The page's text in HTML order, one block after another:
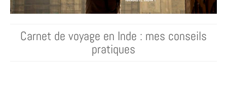
Carnet de voyage en Inde : mes conseils
pratiques